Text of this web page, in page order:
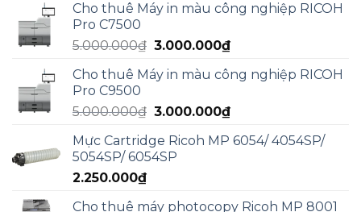
là:
tại
4.990.000₫.
Cho thuê Máy in màu công nghiệp RICOH
Pro C7500
5.000.000₫ Giá
là:
3.000.000₫Giá
tại
3.000.000₫.
Cho thuê Máy in màu công nghiệp RICOH
Pro C9500
5.000.000₫ Giá
là:
5.000.000₫.
3.000.000₫Giá
tại
Mực Cartridge Ricoh MP 6054/ 4054SP/
5054SP/ 6054SP
2.250.000₫
Cho thuê máy photocopy Ricoh MP 8001